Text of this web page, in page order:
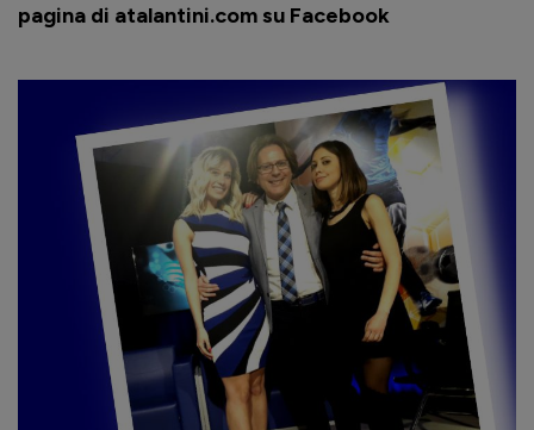
pagina di atalantini.com su Facebook